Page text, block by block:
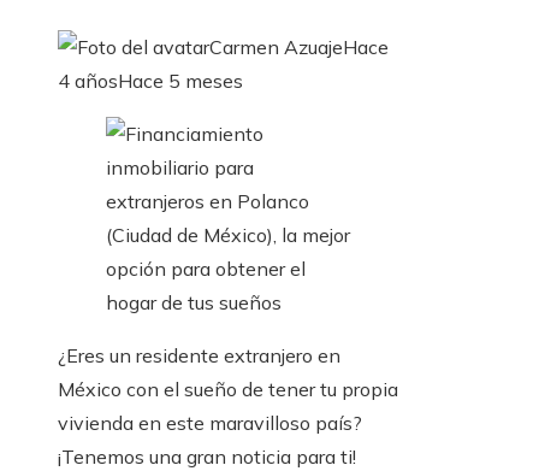
Carmen AzuajeHace
4 añosHace 5 meses
¿Eres un residente extranjero en
México con el sueño de tener tu propia
vivienda en este maravilloso país?
¡Tenemos una gran noticia para ti!